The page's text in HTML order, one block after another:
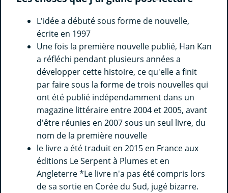
L'idée a débuté sous forme de nouvelle,
écrite en 1997
Une fois la première nouvelle publié, Han Kan
a réfléchi pendant plusieurs années a
développer cette histoire, ce qu'elle a finit
par faire sous la forme de trois nouvelles qui
ont été publié indépendamment dans un
magazine littéraire entre 2004 et 2005, avant
d'être réunies en 2007 sous un seul livre, du
nom de la première nouvelle
le livre a été traduit en 2015 en France aux
éditions Le Serpent à Plumes et en
Angleterre *Le livre n'a pas été compris lors
de sa sortie en Corée du Sud, jugé bizarre.